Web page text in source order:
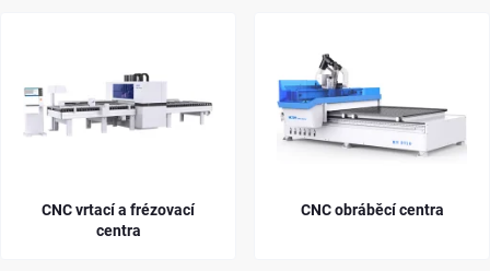
CNC vrtací a frézovací
centra
CNC obráběcí centra